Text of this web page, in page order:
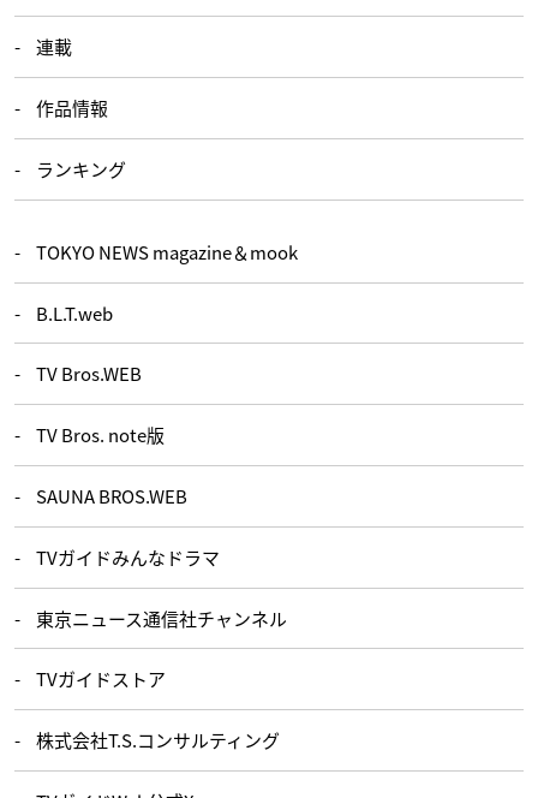
連載
作品情報
ランキング
TOKYO NEWS magazine＆mook
B.L.T.web
TV Bros.WEB
TV Bros. note版
SAUNA BROS.WEB
TVガイドみんなドラマ
東京ニュース通信社チャンネル
TVガイドストア
株式会社T.S.コンサルティング